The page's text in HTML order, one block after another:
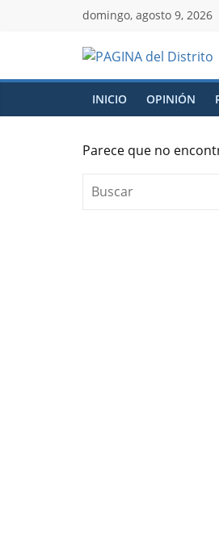
domingo, agosto 9, 2026
INICIO OPINIÓN
Parece que no